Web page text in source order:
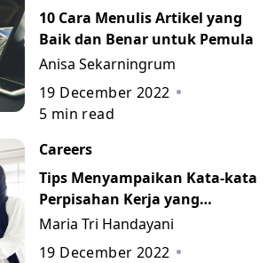
10 Cara Menulis Artikel yang
Baik dan Benar untuk Pemula
Anisa Sekarningrum
19 December 2022
5 min read
Careers
Tips Menyampaikan Kata-kata
Perpisahan Kerja yang
Berkesan beserta Contohnya
Maria Tri Handayani
19 December 2022